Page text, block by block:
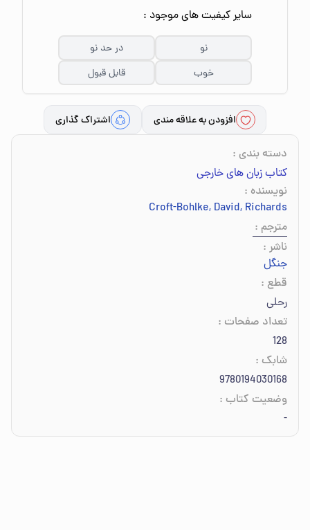
سایر کیفیت های موجود :
نو
در حد نو
خوب
قابل قبول
افزودن به علاقه مندی اشتراک گذاری
دسته بندی :
کتاب زبان های خارجی
نویسنده :
Richards
,
David
,
Jack Croft-Bohlke
مترجم :
ناشر :
جنگل
قطع :
رحلی
تعداد صفحات :
128
شابک :
9780194030168
وضعیت کتاب :
-